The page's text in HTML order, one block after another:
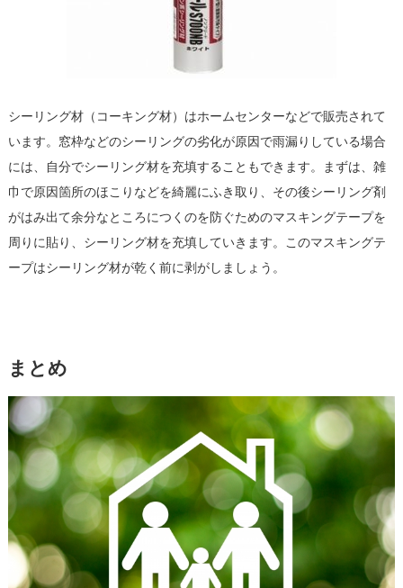
シーリング材（コーキング材）はホームセンターなどで販売されて
います。窓枠などのシーリングの劣化が原因で雨漏りしている場合
には、自分でシーリング材を充填することもできます。まずは、雑
巾で原因箇所のほこりなどを綺麗にふき取り、その後シーリング剤
がはみ出て余分なところにつくのを防ぐためのマスキングテープを
周りに貼り、シーリング材を充填していきます。このマスキングテ
ープはシーリング材が乾く前に剥がしましょう。
まとめ